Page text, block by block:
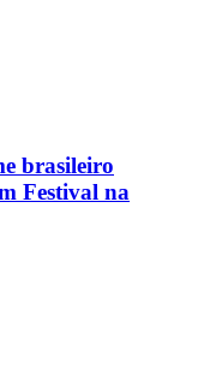
brasileiro
Festival na